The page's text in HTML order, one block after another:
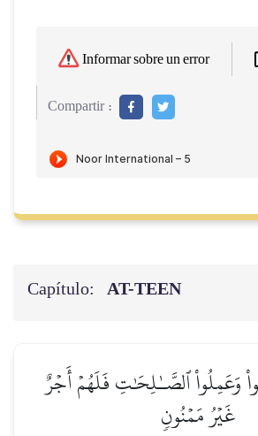
Informar sobre un error
Compartir :
Capítulo: AT-TEEN
وَعَمِلُواْ ٱلصَّـٰلِحَٰتِ فَلَهُمۡ أَجۡرٌ
غَيۡرُ مَمۡنُونٖ